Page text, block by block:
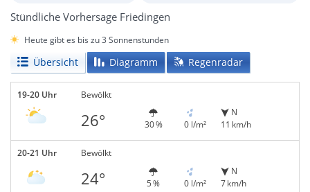
Stündliche Vorhersage Friedingen
Heute gibt es bis zu 3 Sonnenstunden
Übersicht Diagramm Regenradar
19-20 Uhr Bewölkt
26° 30 % 0 l/m²
N
11 km/h
20-21 Uhr Bewölkt
24° 5 % 0 l/m²
N
7 km/h